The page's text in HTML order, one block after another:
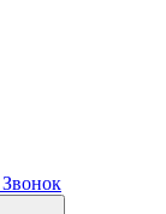
Звонок